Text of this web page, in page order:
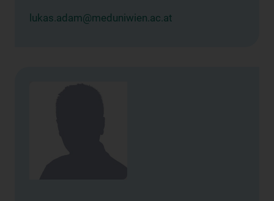
lukas.adam@meduniwien.ac.at